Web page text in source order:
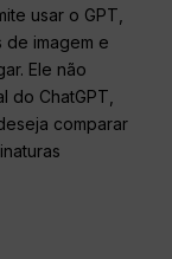
usar o GPT,
de imagem e
Ele não
do ChatGPT,
comparar